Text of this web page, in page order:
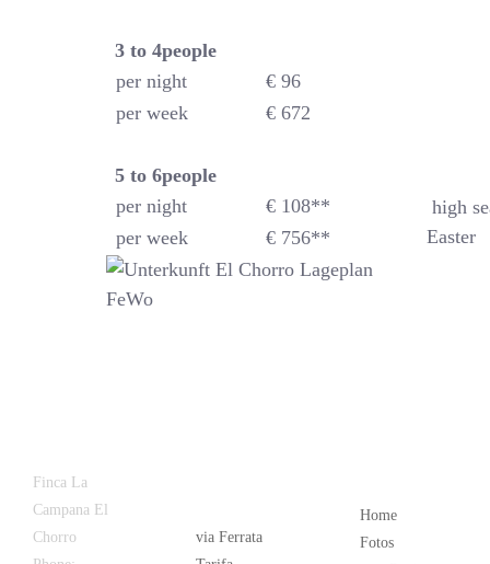
3 to 4people
per night
€ 96
per week
€ 672
5 to 6people
per night
€ 108**
high
Easter
per week € 756**
Finca La
Campana El
Chorro
via Ferrata
Home
Fotos